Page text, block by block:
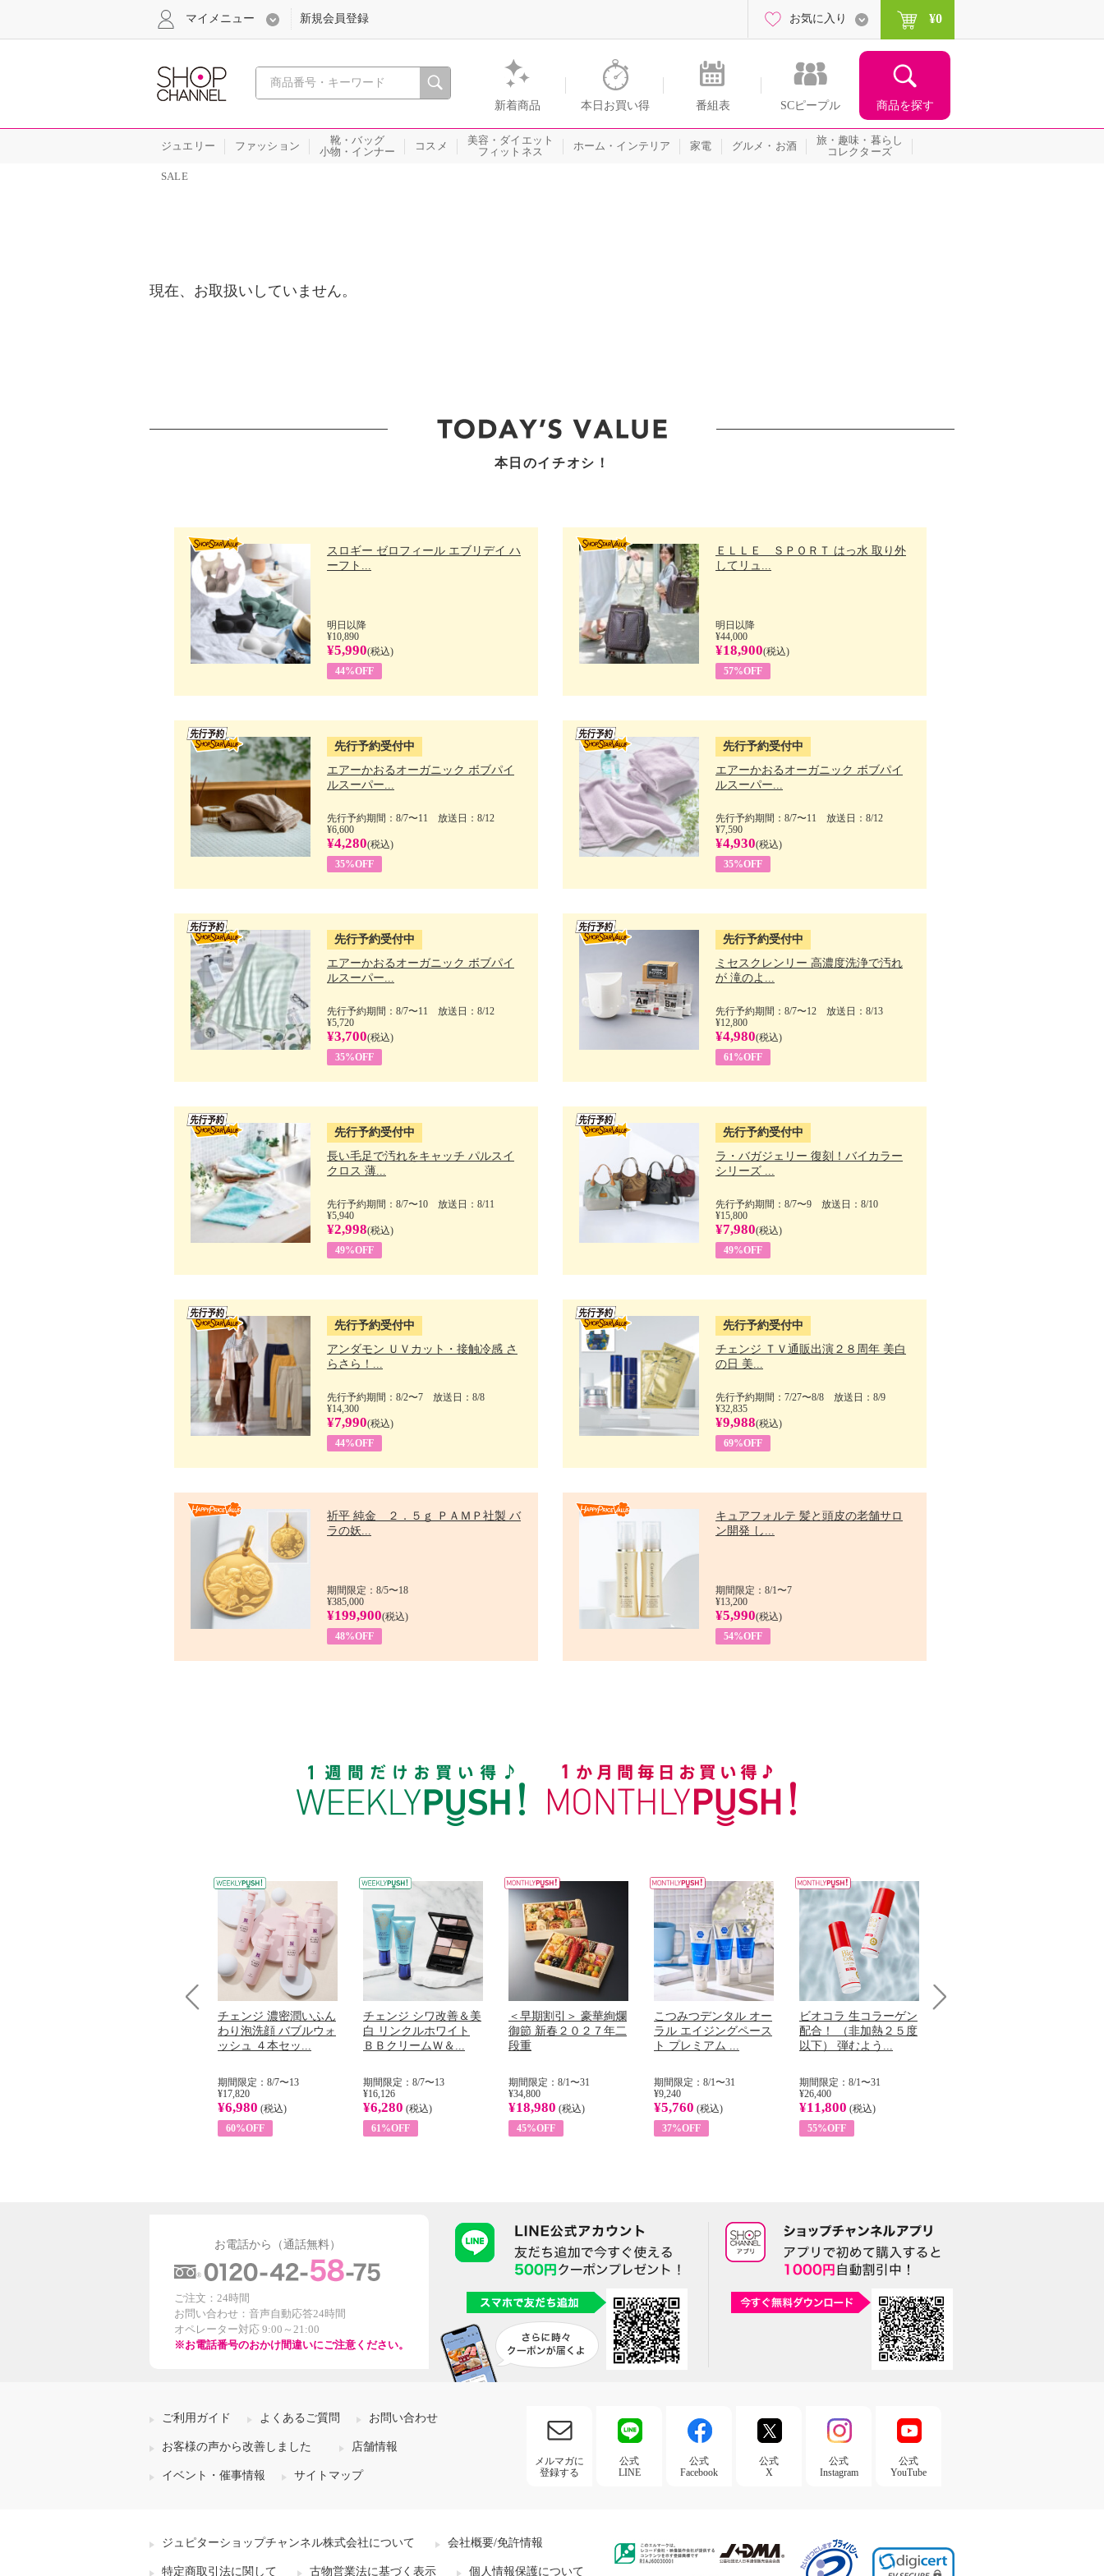
心おどる、瞬間を。通販・テレビショッピングのショップチャンネル
新着商品 本日お買い得 番組表 SCピープル 商品を探す
マイメニュー 新規会員登録 お気に入り ¥0
ジュエリー ファッション
靴・バッグ
小物・インナー
コスメ
美容・ダイエット
フィットネス
ホーム・インテリア 家電 グルメ・お酒
旅・趣味・暮らし
コレクターズ
SALE
現在、お取扱いしていません。
本日のイチオシ！
スロギー ゼロフィール エブリデイ ハ
ーフト...
明日以降
¥10,890
¥5,990(税込)
44%OFF
ＥＬＬＥ ＳＰＯＲＴ はっ水 取り外
してリュ...
明日以降
¥44,000
¥18,900(税込)
57%OFF
先行予約受付中
エアーかおるオーガニック ボブパイ
ルスーパー...
先行予約期間：8/7〜11 放送日：8/12
¥6,600
¥4,280(税込)
35%OFF
先行予約受付中
エアーかおるオーガニック ボブパイ
ルスーパー...
先行予約期間：8/7〜11 放送日：8/12
¥7,590
¥4,930(税込)
35%OFF
先行予約受付中
エアーかおるオーガニック ボブパイ
ルスーパー...
先行予約期間：8/7〜11 放送日：8/12
¥5,720
¥3,700(税込)
35%OFF
先行予約受付中
ミセスクレンリー 高濃度洗浄で汚れ
が 滝のよ...
先行予約期間：8/7〜12 放送日：8/13
¥12,800
¥4,980(税込)
61%OFF
先行予約受付中
長い毛足で汚れをキャッチ パルスイ
クロス 薄...
先行予約期間：8/7〜10 放送日：8/11
¥5,940
¥2,998(税込)
49%OFF
先行予約受付中
ラ・バガジェリー 復刻！バイカラー
シリーズ ...
先行予約期間：8/7〜9 放送日：8/10
¥15,800
¥7,980(税込)
49%OFF
先行予約受付中
アンダモン ＵＶカット・接触冷感 さ
らさら！...
先行予約期間：8/2〜7 放送日：8/8
¥14,300
¥7,990(税込)
44%OFF
先行予約受付中
チェンジ ＴＶ通販出演２８周年 美白
の日 美...
先行予約期間：7/27〜8/8 放送日：8/9
¥32,835
¥9,988(税込)
69%OFF
祈平 純金 ２．５ｇ ＰＡＭＰ社製 バ
ラの妖...
期間限定：8/5〜18
¥385,000
¥199,900(税込)
48%OFF
キュアフォルテ 髪と頭皮の老舗サロ
ン開発 し...
期間限定：8/1〜7
¥13,200
¥5,990(税込)
54%OFF
チェンジ 濃密潤いふん
わり泡洗顔 バブルウォ
ッシュ ４本セッ...
期間限定：8/7〜13
¥17,820
¥6,980 (税込)
60%OFF
チェンジ シワ改善＆美
白 リンクルホワイト
ＢＢクリームＷ＆...
期間限定：8/7〜13
¥16,126
¥6,280 (税込)
61%OFF
＜早期割引＞ 豪華絢爛
御節 新春２０２７年二
段重
期間限定：8/1〜31
¥34,800
¥18,980 (税込)
45%OFF
こつみつデンタル オー
ラル エイジングペース
ト プレミアム ...
期間限定：8/1〜31
¥9,240
¥5,760 (税込)
37%OFF
ビオコラ 生コラーゲン
配合！ （非加熱２５度
以下） 弾むよう...
期間限定：8/1〜31
¥26,400
¥11,800 (税込)
55%OFF
お電話から（通話無料）
ご注文：24時間
お問い合わせ：音声自動応答24時間
オペレーター対応 9:00～21:00
※お電話番号のおかけ間違いにご注意ください。
ご利用ガイド よくあるご質問 お問い合わせ
お客様の声から改善しました 店舗情報
イベント・催事情報 サイトマップ
メルマガに
登録する
公式
LINE
公式
Facebook
公式
X
公式
Instagram
公式
YouTube
ジュピターショップチャンネル株式会社について 会社概要/免許情報
特定商取引法に関して 古物営業法に基づく表示 個人情報保護について